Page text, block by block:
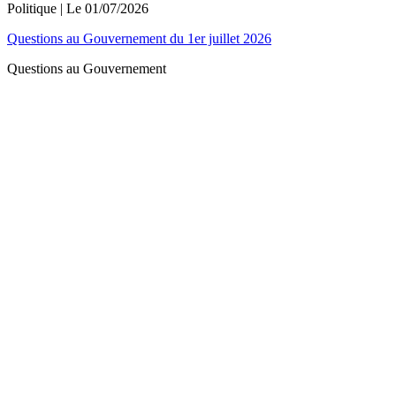
Politique | Le 01/07/2026
Questions au Gouvernement du 1er juillet 2026
Questions au Gouvernement